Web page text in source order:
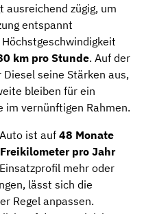
ausreichend zügig, um
entspannt
km pro Stunde. Auf der
seine Stärken aus,
bleiben für ein
im vernünftigen Rahmen.
ist auf 48 Monate
pro Jahr
mehr oder
lässt sich die
Regel anpassen.